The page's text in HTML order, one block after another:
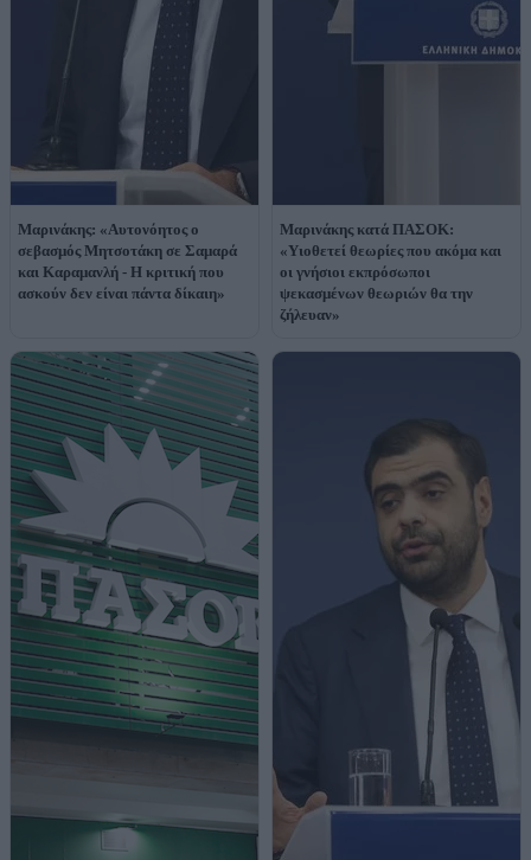
Μαρινάκης: «Αυτονόητος ο
σεβασμός Μητσοτάκη σε Σαμαρά
και Καραμανλή - Η κριτική που
ασκούν δεν είναι πάντα δίκαιη»
Μαρινάκης κατά ΠΑΣΟΚ:
«Υιοθετεί θεωρίες που ακόμα και
οι γνήσιοι εκπρόσωποι
ψεκασμένων θεωριών θα την
ζήλευαν»